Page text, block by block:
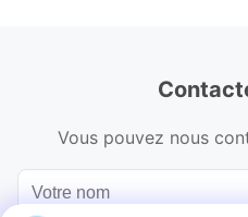
Vous pouvez nous